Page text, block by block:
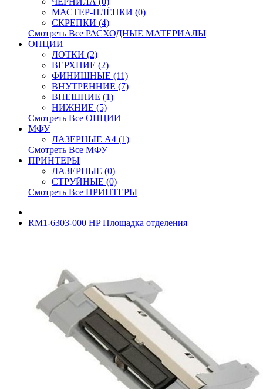
МАСТЕР-ПЛЁНКИ (0)
СКРЕПКИ (4)
Смотреть Все РАСХОДНЫЕ МАТЕРИАЛЫ
ОПЦИИ
ЛОТКИ (2)
ВЕРХНИЕ (2)
ФИНИШНЫЕ (11)
ВНУТРЕННИЕ (7)
ВНЕШНИЕ (1)
НИЖНИЕ (5)
Смотреть Все ОПЦИИ
МФУ
ЛАЗЕРНЫЕ A4 (1)
Смотреть Все МФУ
ПРИНТЕРЫ
ЛАЗЕРНЫЕ (0)
СТРУЙНЫЕ (0)
Смотреть Все ПРИНТЕРЫ
RM1-6303-000 HP Площадка отделения